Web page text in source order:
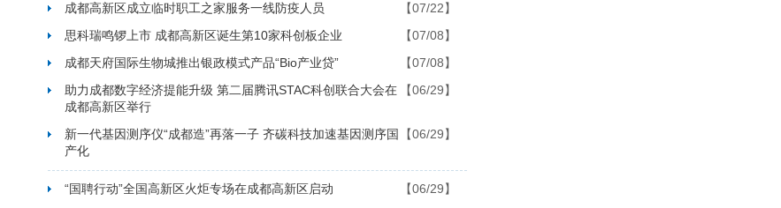
成都高新区成立临时职工之家服务一线防疫人员
【07/22】
思科瑞鸣锣上市 成都高新区诞生第10家科创板企业
【07/08】
成都天府国际生物城推出银政模式产品“Bio产业贷”
【07/08】
助力成都数字经济提能升级 第二届腾讯STAC科创联合大会在
成都高新区举行
【06/29】
新一代基因测序仪“成都造”再落一子 齐碳科技加速基因测序国
产化
【06/29】
“国聘行动”全国高新区火炬专场在成都高新区启动
【06/29】